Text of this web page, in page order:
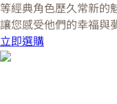
等經典角色歷久常新的
讓您感受他們的幸福與
立即選購